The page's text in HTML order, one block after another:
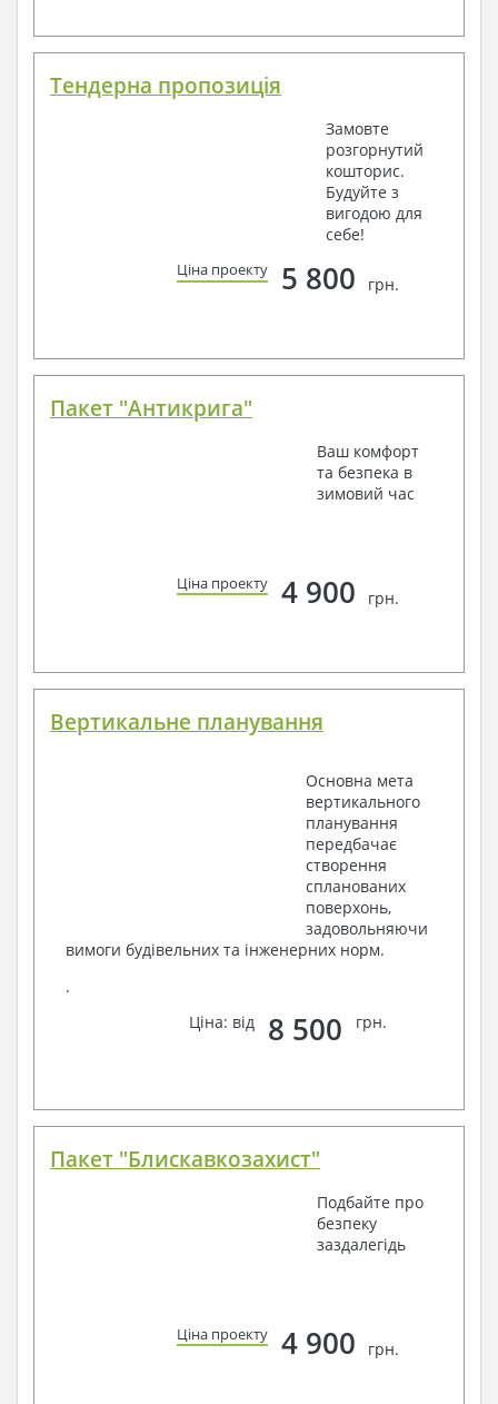
Тендерна пропозиція
Замовте
розгорнутий
кошторис.
Будуйте з
вигодою для
себе!
Ціна проекту 5 800 грн.
Пакет "Антикрига"
Ваш комфорт
та безпека в
зимовий час
Ціна проекту 4 900 грн.
Вертикальне планування
Основна мета
вертикального
планування
передбачає
створення
спланованих
поверхонь,
задовольняючи
вимоги будівельних та інженерних норм.
.
Ціна: від
8 500 грн.
Пакет "Блискавкозахист"
Подбайте про
безпеку
заздалегідь
Ціна проекту 4 900 грн.